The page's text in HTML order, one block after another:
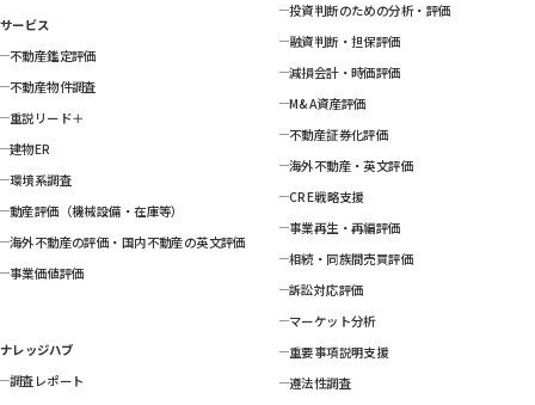
サービス
不動産鑑定評価
不動産物件調査
重説リード＋
建物ER
環境系調査
動産評価（機械設備・在庫等）
海外不動産の評価・国内不動産の英文評価
事業価値評価
投資判断のための分析・評価
融資判断・担保評価
減損会計・時価評価
M&A資産評価
不動産証券化評価
海外不動産・英文評価
CRE戦略支援
事業再生・再編評価
相続・同族間売買評価
訴訟対応評価
マーケット分析
重要事項説明支援
遵法性調査
ナレッジハブ
調査レポート